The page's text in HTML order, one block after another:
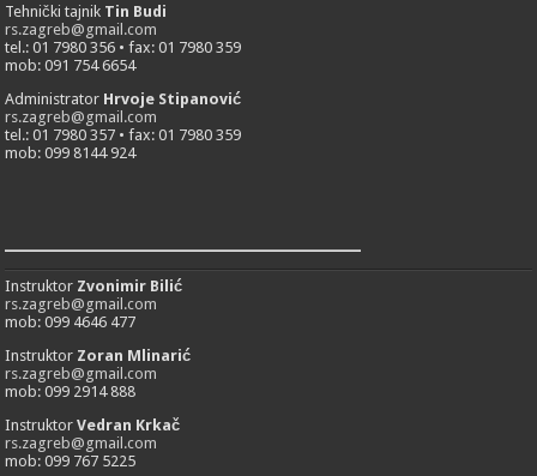
Tehnički tajnik Tin Budi
rs.zagreb@gmail.com
tel.: 01 7980 356 • fax: 01 7980 359
mob: 091 754 6654
Administrator Hrvoje Stipanović
rs.zagreb@gmail.com
tel.: 01 7980 357 • fax: 01 7980 359
mob: 099 8144 924
Instruktor Zvonimir Bilić
rs.zagreb@gmail.com
mob: 099 4646 477
Instruktor Zoran Mlinarić
rs.zagreb@gmail.com
mob: 099 2914 888
InstruktorVedran Krkač
rs.zagreb@gmail.com
mob: 099 767 5225